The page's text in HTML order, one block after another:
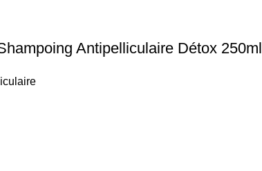
Antipelliculaire Détox 250ml